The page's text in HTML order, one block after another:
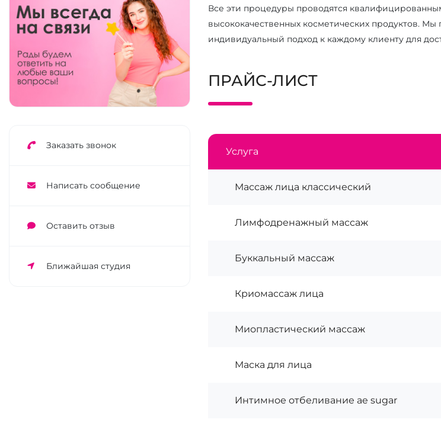
Заказать звонок
Написать сообщение
Оставить отзыв
Ближайшая студия
Все эти процедуры проводятся
высококачественных косметических продуктов.
индивидуальный подход к каждому клиенту для
ПРАЙС-ЛИСТ
Услуга
Массаж лица классический
Лимфодренажный массаж
Буккальный массаж
Криомассаж лица
Миопластический массаж
Маска для лица
Интимное отбеливание ae sugar